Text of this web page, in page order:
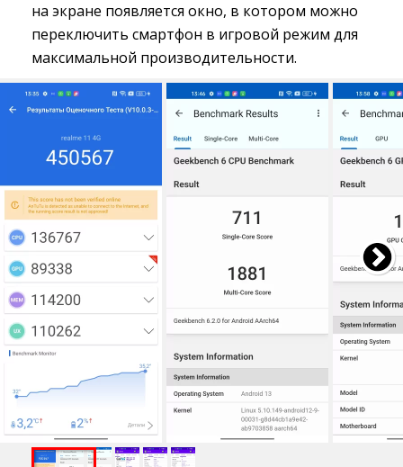
на экране появляется окно, в котором можно
переключить смартфон в игровой режим для
максимальной производительности.